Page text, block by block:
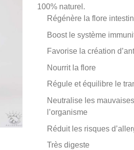
100% naturel.
Régénère la flore
Boost le système
Favorise la création
Nourrit la flore
Régule et équilibre le
Neutralise les
l’organisme
Réduit les risques
Très digeste